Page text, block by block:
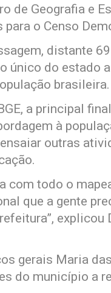
de Geografia e
o Censo
distante
único do estado
a principal
à
outras
com todo o
que a gente
explicou
gerais Maria
do município a